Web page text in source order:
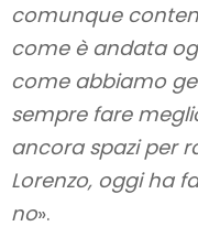
comunque
come è andata
come abbiamo
sempre fare
ancora spazi per
Lorenzo, oggi ha
no».